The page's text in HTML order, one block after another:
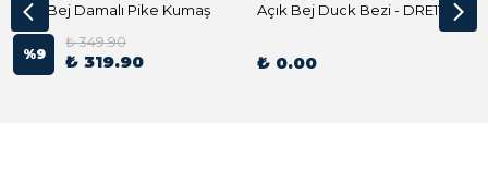
Açık Bej Damalı Pike Kumaş
%9
₺ 349.90
₺ 319.90
Açık Bej Duck Bezi - DRE1144 Kumaş Peçete
₺ 0.00